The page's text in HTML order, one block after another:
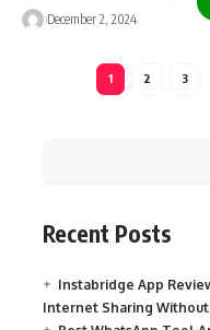
December 2, 2024
1 2 3
Recent Posts
Instabridge App
Internet Sharing Without